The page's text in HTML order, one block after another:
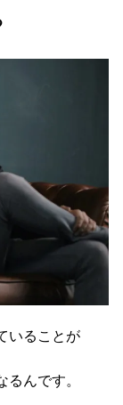
いることが
るんです。